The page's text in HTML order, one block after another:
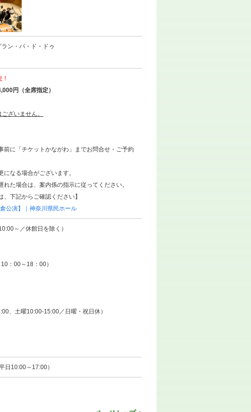
ン・パ・ド・ドゥ
円（全席指定）
ざいません。
に「チケットかながわ」までお問合せ・ご予約
なる場合がございます。
た場合は、案内係の指示に従ってください。
、下記からご確認ください】
公演】｜神奈川県民ホール
～／休館日を除く）
：00～18：00）
、土曜10:00-15:00／日曜・祝日休）
日10:00～17:00）